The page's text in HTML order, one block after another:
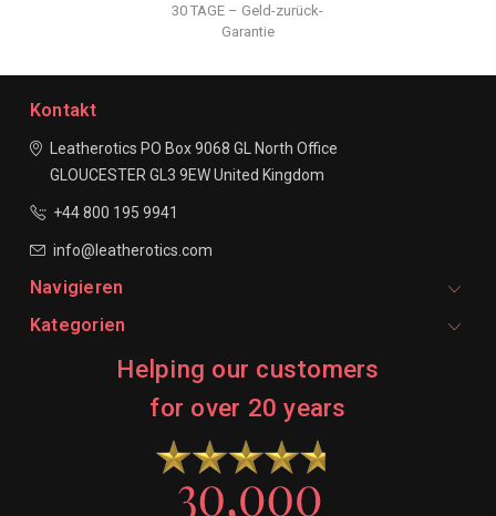
30 TAGE – Geld-zurück-
Garantie
Kontakt
Leatherotics PO Box 9068 GL North Office
GLOUCESTER GL3 9EWUnited Kingdom
+44 800 195 9941
info@leatherotics.com
Navigieren
Kategorien
Helping our customers
for over 20 years